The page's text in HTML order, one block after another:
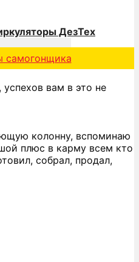
ДезТех
самогонщика
успехов вам в это не
колонну, вспоминаю
плюс в карму всем кто
собрал, продал,